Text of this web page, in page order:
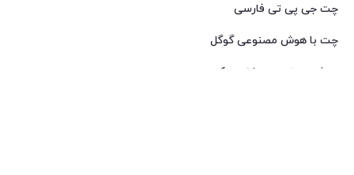
چت جی پی تی فارسی
چت با هوش مصنوعی گوگل
هوش مصنوعی ساخت عکس